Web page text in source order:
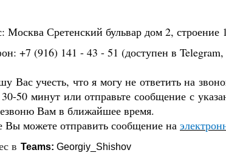
: Москва Сретенский бульвар дом 2, строение
+7 (916) 141 - 43 - 51 (доступен в
Вас учесть, что я могу не ответить на
30-50 минут или отправьте сообщение с
Вам в ближайшее время.
Вы можете отправить сообщение на
в Teams: Georgiy_Shishov